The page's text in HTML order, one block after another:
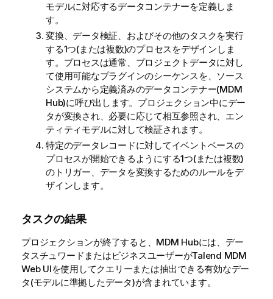
モデルに対応するデータコンテナーを定義しま
す。
変換、データ検証、およびその他のタスクを実行
する1つ(または複数)のプロセスをデザインしま
す。プロセスは通常、プロジェクトデータに対し
て使用可能なプラグインのシーケンスを、ソース
システムから定義済みのデータコンテナー(MDM
Hub)に呼び出します。プロジェクション中にデー
タが変換され、必要に応じて相互参照され、エン
ティティモデルに対して検証されます。
特定のデータレコードに対してイベントベースの
プロセスが開始できるようにする1つ(または複数)
のトリガー、データを変換するためのルールをデ
ザインします。
タスクの結果
プロジェクションが終了すると、MDM Hubには、デー
タスチュワードまたはビジネスユーザーがTalend MDM
Web UIを使用してクエリーまたは抽出できる有効なデー
タ(モデルに準拠したデータ)が含まれています。